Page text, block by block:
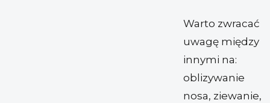
Warto zwracać
uwagę między
innymi na:
oblizywanie
nosa, ziewanie,